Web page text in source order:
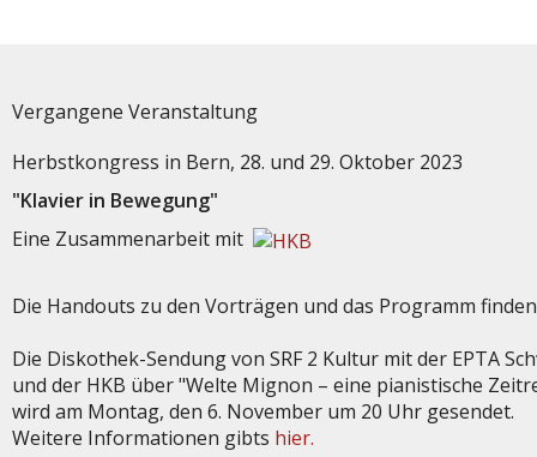
Vergangene Veranstaltung
Herbstkongress in Bern, 28. und 29. Oktober 2023
"Klavier in Bewegung"
Eine Zusammenarbeit mit
Die Handouts zu den Vorträgen und das Programm
Die Diskothek-Sendung von SRF 2 Kultur mit der EPTA
und der HKB über "Welte Mignon – eine pianistische
wird am Montag, den 6. November um 20 Uhr gesendet.
Weitere Informationen gibts hier.